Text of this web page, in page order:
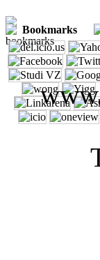
Bookmarks